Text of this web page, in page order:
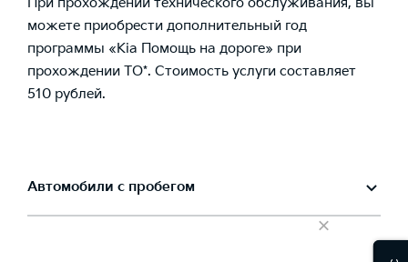
можете приобрести дополнительный год
программы «Kia Помощь на дороге» при
прохождении ТО*. Стоимость услуги составляет
510 рублей.
Автомобили с пробегом
×